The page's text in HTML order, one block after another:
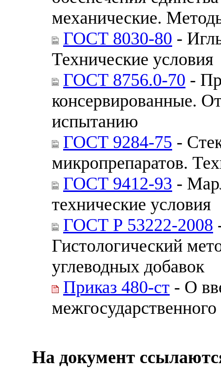
механические.
ГОСТ 8030-80 -
Технические условия
ГОСТ 8756.0-70 -
консервированные.
испытанию
ГОСТ 9284-75 -
микропрепаратов.
ГОСТ 9412-93 -
технические условия
ГОСТ Р 53222-2008
Гистологический
углеводных добавок
Приказ 480-ст - О
межгосударственного
На документ